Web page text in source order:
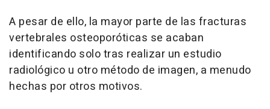
A pesar de ello, la mayor parte de las fracturas
vertebrales osteoporóticas se acaban
identificando solo tras realizar un estudio
radiológico u otro método de imagen, a menudo
hechas por otros motivos.